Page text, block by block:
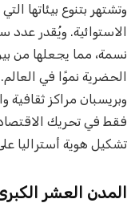
وتشتهر بتنوع بيئاتها
نسمة، مما يجعلها من
الحضرية نموًا في
وبريسبان مراكز ثقافية
فقط في تحريك
تشكيل هوية أستراليا
المدن العشر